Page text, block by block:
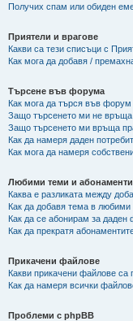
Получих спам или обиден
Приятели и врагове
Какви са тези списъци с
Как мога да добавя /
Търсене във форума
Как мога да търся във
Защо търсенето ми не връща
Защо търсенето ми връща
Как да намеря даден
Как мога да намеря
Любими теми и абонаменти
Каква е разликата между
Как да добавя тема в
Как да се абонирам за
Как да прекратя
Прикачени файлове
Какви прикачени файлове са
Как да намеря всички
Проблеми с phpBB